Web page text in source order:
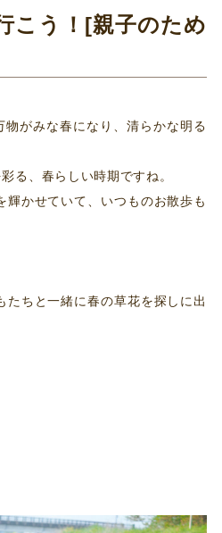
こう！[親子のため
がみな春になり、清らかな明る
る、春らしい時期ですね。
かせていて、いつものお散歩も
ちと一緒に春の草花を探しに出